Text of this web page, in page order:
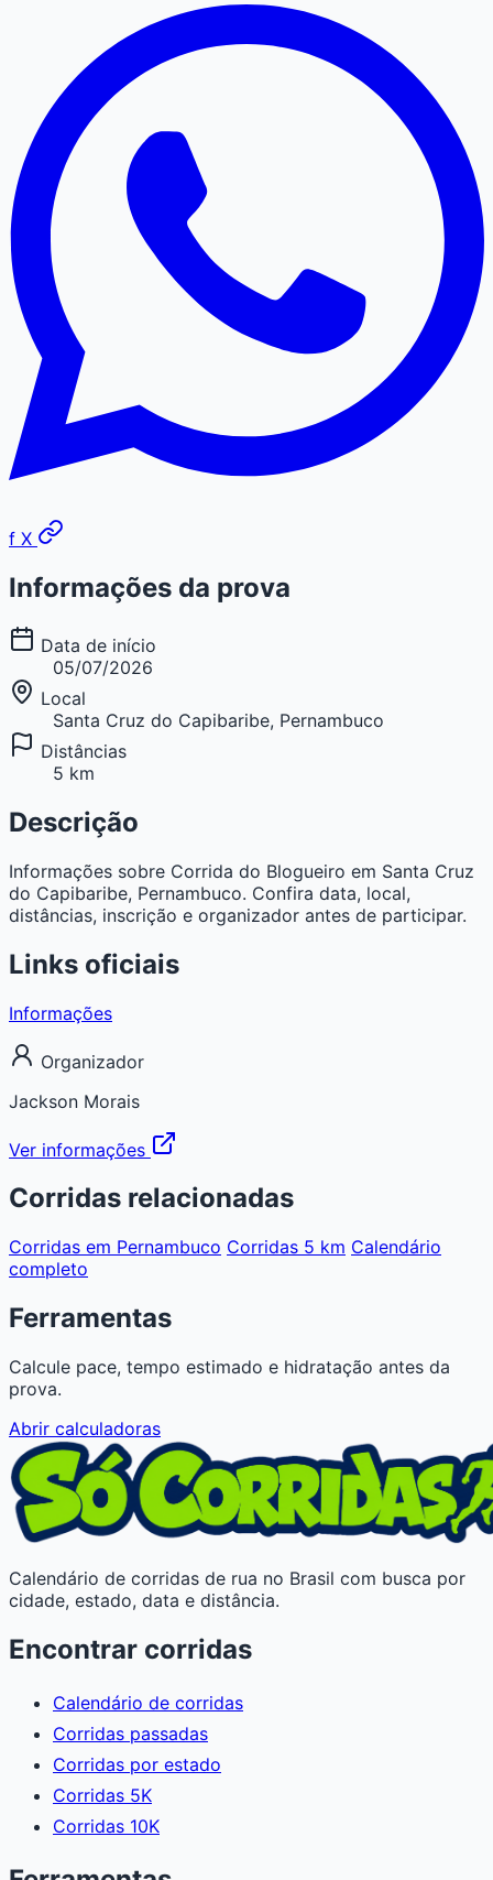
f X
Informações da prova
Data de início
05/07/2026
Local
Santa Cruz do Capibaribe, Pernambuco
Distâncias
5 km
Descrição
Informações sobre Corrida do Blogueiro em Santa Cruz
do Capibaribe, Pernambuco. Confira data, local,
distâncias, inscrição e organizador antes de participar.
Links oficiais
Informações
Organizador
Jackson Morais
Ver informações
Corridas relacionadas
Corridas em Pernambuco Corridas 5 km Calendário
completo
Ferramentas
Calcule pace, tempo estimado e hidratação antes da
prova.
Abrir calculadoras
Calendário de corridas de rua no Brasil com busca por
cidade, estado, data e distância.
Encontrar corridas
Calendário de corridas
Corridas passadas
Corridas por estado
Corridas 5K
Corridas 10K